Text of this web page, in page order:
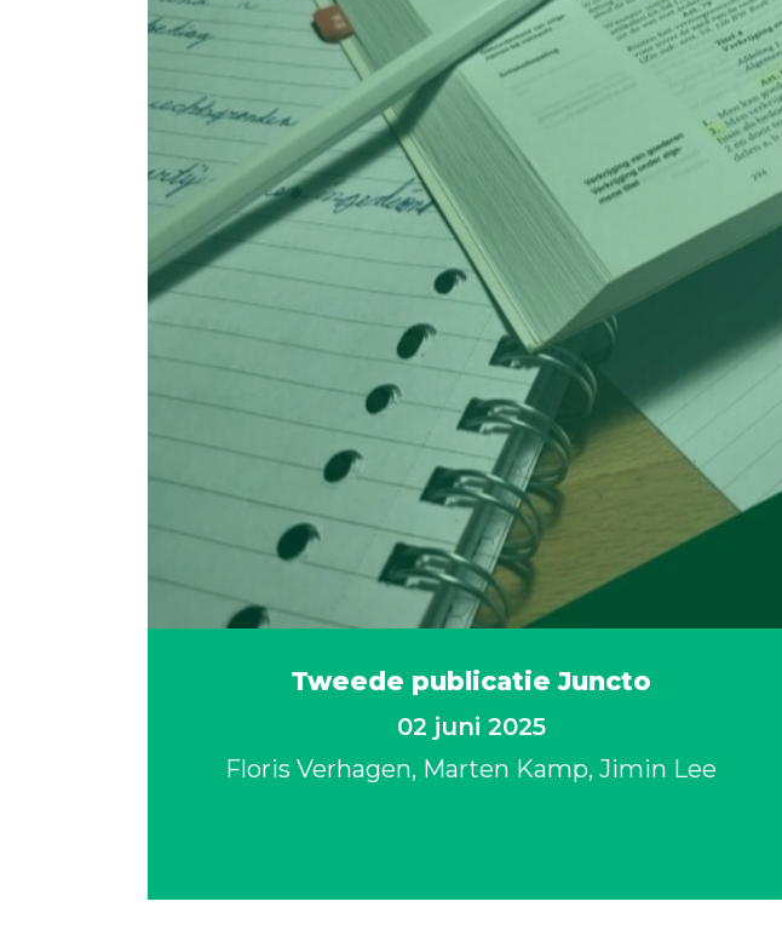
Tweede publicatie Juncto
02 juni 2025
Floris Verhagen Marten Kamp Jimin Lee